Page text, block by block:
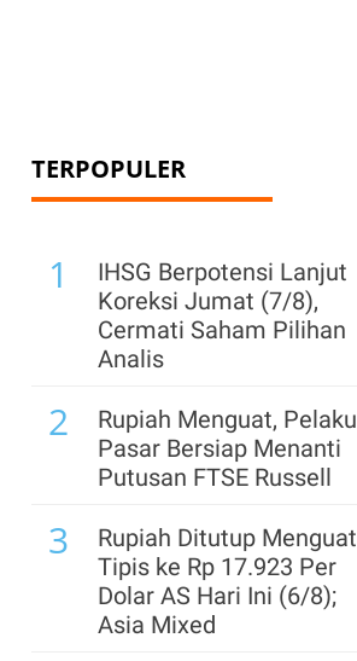
TERPOPULER
1
IHSG Berpotensi Lanjut
Koreksi Jumat (7/8),
Cermati Saham Pilihan
Analis
2
Rupiah Menguat, Pelaku
Pasar Bersiap Menanti
Putusan FTSE Russell
3
Rupiah Ditutup Menguat
Tipis ke Rp 17.923 Per
Dolar AS Hari Ini (6/8);
Asia Mixed